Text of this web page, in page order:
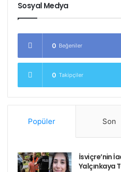
Sosyal Medya
0 Beğeniler
0 Takipçiler
Popüler Son
İsviçre’nin
Yalçınkaya